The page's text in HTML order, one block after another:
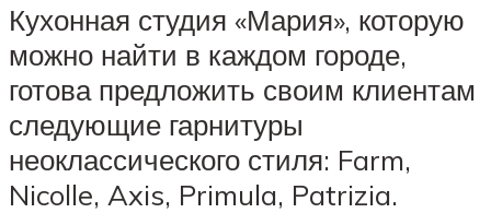
Кухонная студия «Мария», которую
можно найти в каждом городе,
готова предложить своим клиентам
следующие гарнитуры
неоклассического стиля: Farm,
Nicolle, Axis, Primula, Patrizia.